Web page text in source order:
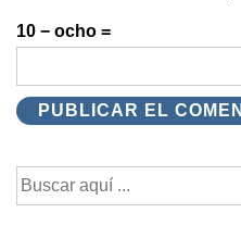
10 − ocho =
Buscar
por: